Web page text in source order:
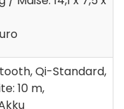
Qi-Standard,
10 m,